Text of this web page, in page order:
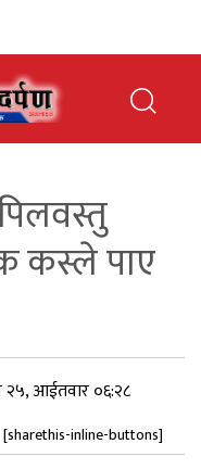
कस्ले पाए
आईतवार ०६:२८
[sharethis-inline-buttons]